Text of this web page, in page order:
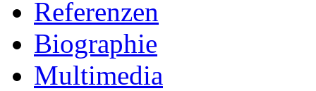
Referenzen
Biographie
Multimedia